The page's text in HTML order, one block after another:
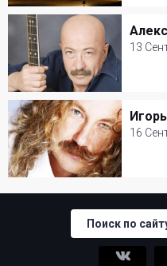
Мастерская Петра
Творческий вечер13
13 Сентября 2026
БКЗ Октябрьский
Шансон
16
Игорь
16 Сентября 2026
Популярная музыка